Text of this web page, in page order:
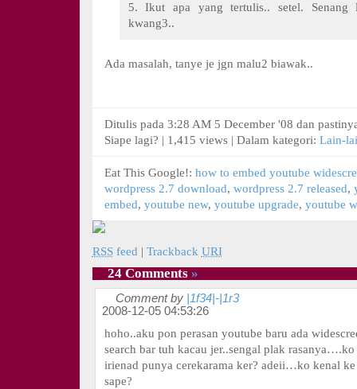
5. Ikut apa yang tertulis.. setel.
kwang3..
Ada masalah, tanye je jgn malu2 biawak..
Ditulis pada 3:28 AM 5 December '08 dan
Siape lagi? | 1,415 views | Dalam kategori: Lain-
Eat This Google!: how to embed youtube
wordpress 2.7 download, wordpress 2.7 released,
embed, youtube new, youtube upgrade, youtube
RSSfeed | Trackback URI
24 Comments »
Comment by |1f34|-|1r3
2008-12-05 04:53:26
hoho..aku pon perasan youtube baru ada
search bar tuh kacau jer..sengal plak rasanya….ko
irienad punya cerekarama ker? adeii…ko kenal
sape?